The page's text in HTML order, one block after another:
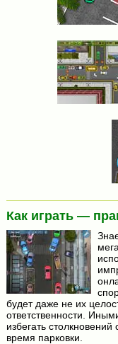
Как играть —
будет даже не их
ответственности.
избегать
время парковки.